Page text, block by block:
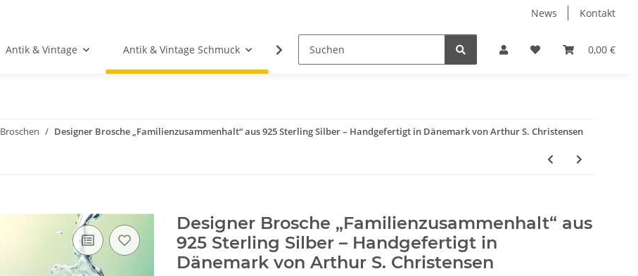
News Kontakt
0,00 €
Antik & Vintage Antik & Vintage Schmuck Fundgrube Neuware Schmuck
Broschen Designer Brosche „Familienzusammenhalt“ aus 925 Sterling Silber – Handgefertigt in Dänemark von Arthur S. Christensen
Designer Brosche „Familienzusammenhalt“ aus
925 Sterling Silber – Handgefertigt in
Dänemark von Arthur S. Christensen